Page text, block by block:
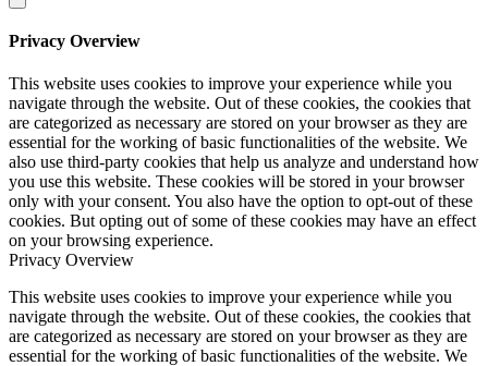
Privacy Overview
This website uses cookies to improve your experience while you
navigate through the website. Out of these cookies, the cookies that
are categorized as necessary are stored on your browser as they are
essential for the working of basic functionalities of the website. We
also use third-party cookies that help us analyze and understand how
you use this website. These cookies will be stored in your browser
only with your consent. You also have the option to opt-out of these
cookies. But opting out of some of these cookies may have an effect
on your browsing experience.
Privacy Overview
This website uses cookies to improve your experience while you
navigate through the website. Out of these cookies, the cookies that
are categorized as necessary are stored on your browser as they are
essential for the working of basic functionalities of the website. We